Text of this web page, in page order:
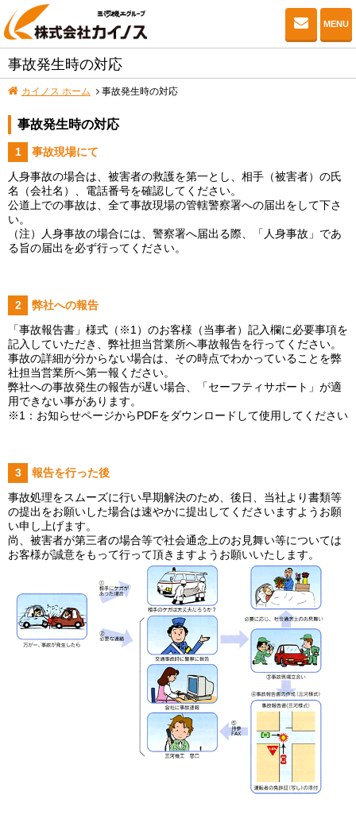
お問
MENU
事故発生時の対応
カイノス ホーム 事故発生時の対応
事故発生時の対応
事故現場にて
人身事故の場合は、被害者の救護を第一とし、相手（被害者）の氏
名（会社名）、電話番号を確認してください。
公道上での事故は、全て事故現場の管轄警察署への届出をして下さ
い。
（注）人身事故の場合には、警察署へ届出る際、「人身事故」であ
る旨の届出を必ず行ってください。
弊社への報告
「事故報告書」様式（※1）のお客様（当事者）記入欄に必要事項を
記入していただき、弊社担当営業所へ事故報告を行ってください。
事故の詳細が分からない場合は、その時点でわかっていることを弊
社担当営業所へ第一報ください。
弊社への事故発生の報告が遅い場合、「セーフティサポート」が適
用できない事があります。
※1：お知らせページからPDFをダウンロードして使用してください
報告を行った後
事故処理をスムーズに行い早期解決のため、後日、当社より書類等
の提出をお願いした場合は速やかに提出してくださいますようお願
い申し上げます。
尚、被害者が第三者の場合等で社会通念上のお見舞い等については
お客様が誠意をもって行って頂きますようお願いいたします。